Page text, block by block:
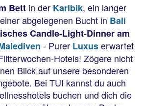
Bett in der Karibik, ein langer
abgelegenen Bucht in Bali
Candle-Light-Dinner am
- Purer Luxuserwartet
Hotels! Zögere nicht
Blick auf unsere besonderen
Bei TUI kannst du auch
buchen und dich die